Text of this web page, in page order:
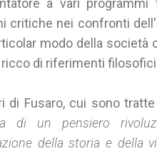
a vari
critiche nei confronti
modo della società
di riferimenti
di Fusaro, cui sono
di un pensiero
della storia e della